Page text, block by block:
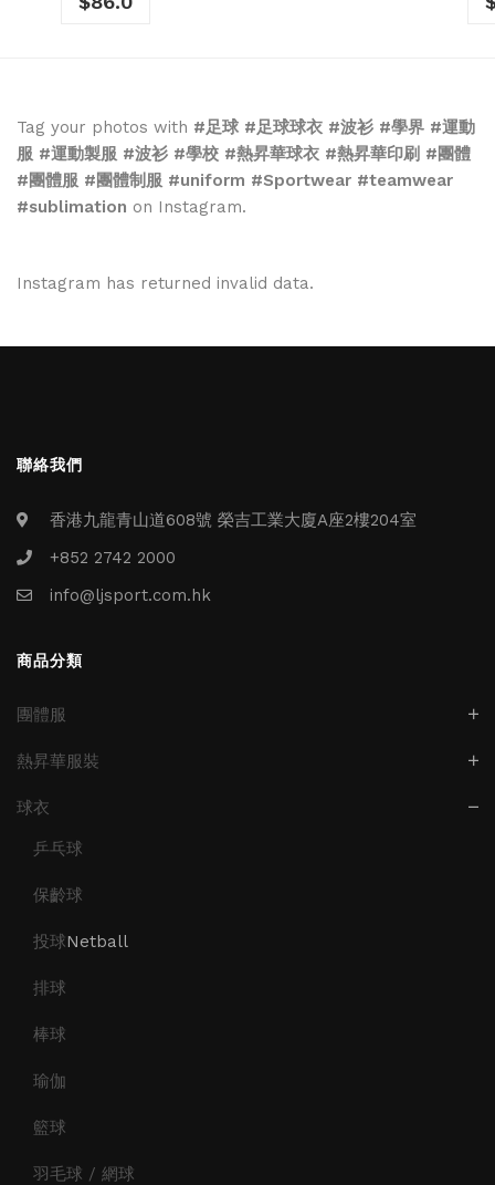
Tag your photos with #足球 #足球球衣 #波衫 #學界 #運動
服 #運動製服 #波衫 #學校 #熱昇華球衣 #熱昇華印刷 #團體
#團體服 #團體制服 #uniform #Sportwear #teamwear
#sublimation on Instagram.
Instagram has returned invalid data.
聯絡我們
香港九龍青山道608號 榮吉工業大廈A座2樓204室
+852 2742 2000
info@ljsport.com.hk
商品分類
團體服
熱昇華服裝
球衣
乒乓球
保齡球
投球Netball
排球
棒球
瑜伽
籃球
羽毛球 / 網球